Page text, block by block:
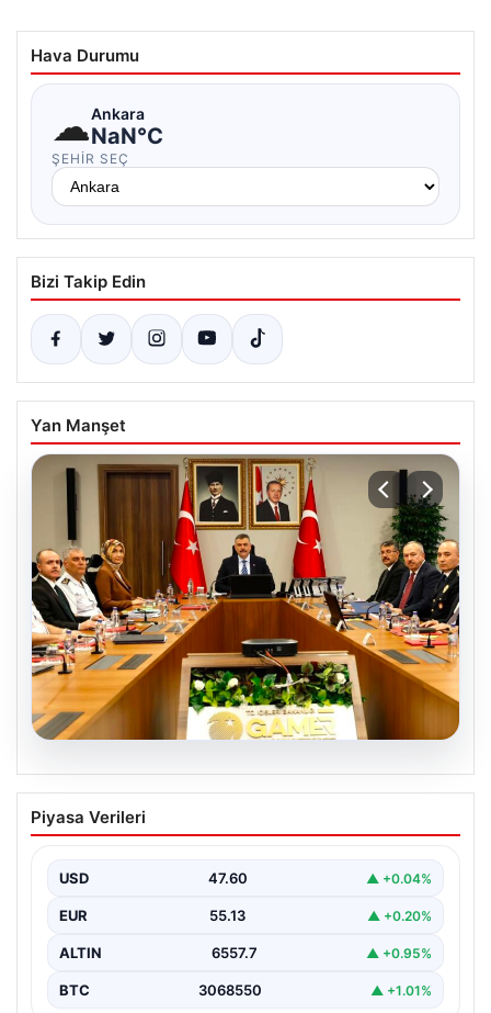
Hava Durumu
☁Ankara
NaN°C
ŞEHIR SEÇ
Bizi Takip Edin
Yan Manşet
05.08.2026
Organize suçla mücadele toplantısı.
İçişleri Bakanı Çiftçi: Hiçbir suç
Piyasa Verileri
USD 47.60 ▲ +0.04%
EUR 55.13 ▲ +0.20%
ALTIN 6557.7 ▲ +0.95%
BTC 3068550 ▲ +1.01%